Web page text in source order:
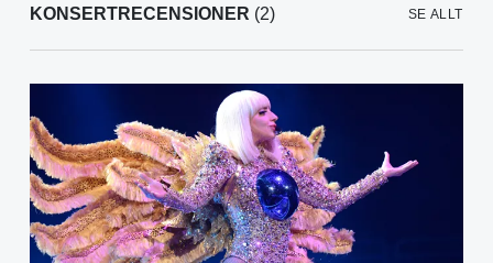
KONSERTRECENSIONER (2) SE ALLT